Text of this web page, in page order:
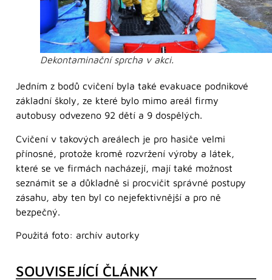
Dekontaminační sprcha v akci.
Jedním z bodů cvičení byla také evakuace podnikové
základní školy, ze které bylo mimo areál firmy
autobusy odvezeno 92 dětí a 9 dospělých.
Cvičení v takových areálech je pro hasiče velmi
přínosné, protože kromě rozvržení výroby a látek,
které se ve firmách nacházejí, mají také možnost
seznámit se a důkladně si procvičit správné postupy
zásahu, aby ten byl co nejefektivnější a pro ně
bezpečný.
Použitá foto: archív autorky
SOUVISEJÍCÍ ČLÁNKY